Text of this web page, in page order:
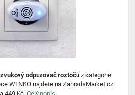
odpuzovač roztočůz kategorie
WENKO najdete na ZahradaMarket.cz
449 Kč. Celý popis